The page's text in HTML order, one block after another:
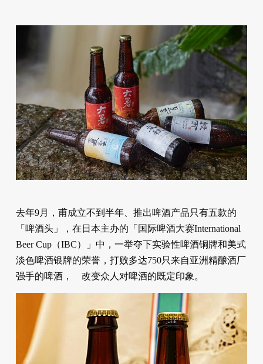
去年9月，甫成立不到半年、推出啤酒产品只有五款的
「啤酒头」，在日本主办的「国际啤酒大赛International
Beer Cup（IBC）」中，一举夺下实验性啤酒铜牌和美式
淡色啤酒银牌的荣誉，打败多达750只来自亚洲精酿酒厂
强手的啤酒， 改变众人对啤酒的既定印象。